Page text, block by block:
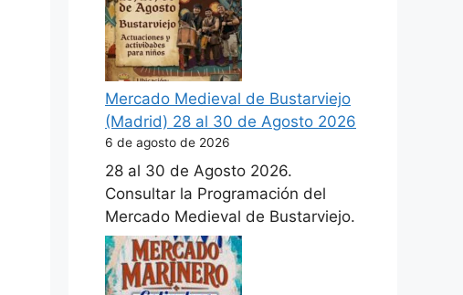
Mercado Medieval de Bustarviejo
(Madrid) 28 al 30 de Agosto 2026
6 de agosto de 2026
28 al 30 de Agosto 2026.
Consultar la Programación del
Mercado Medieval de Bustarviejo.